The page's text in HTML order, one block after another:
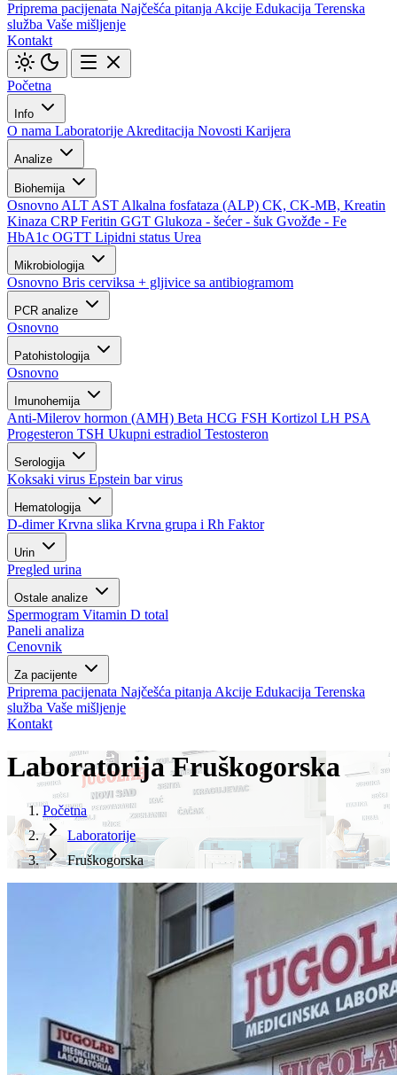
Priprema pacijenata Najčešća pitanja Akcije Edukacija Terenska
služba Vaše mišljenje
Kontakt
Početna
Info
O nama Laboratorije Akreditacija Novosti Karijera
Analize
Biohemija
Osnovno ALT AST Alkalna fosfataza (ALP) CK, CK-MB, Kreatin
Kinaza CRPFeritin GGT Glukoza - šećer - šuk Gvožđe - Fe
HbA1c OGTT Lipidni status Urea
Mikrobiologija
Osnovno Bris cerviksa + gljivice sa antibiogramom
PCR analize
Osnovno
Patohistologija
Osnovno
Imunohemija
Anti-Milerov hormon (AMH) Beta HCG FSH Kortizol LH PSA
Progesteron TSH Ukupni estradiol Testosteron
Serologija
Koksaki virus Epstein bar virus
Hematologija
D-dimerKrvna slika Krvna grupa i Rh Faktor
Urin
Pregled urina
Ostale analize
Spermogram Vitamin D total
Paneli analiza
Cenovnik
Za pacijente
Priprema pacijenata Najčešća pitanja Akcije Edukacija Terenska
služba Vaše mišljenje
Kontakt
Laboratorija Fruškogorska
Početna
Laboratorije
Fruškogorska